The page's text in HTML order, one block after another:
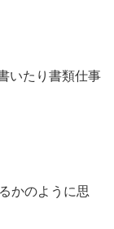
いたり書類仕事
かのように思